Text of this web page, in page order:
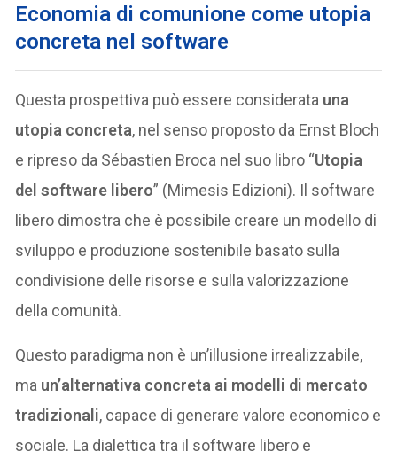
Economia di comunione come utopia
concreta nel software
Questa prospettiva può essere considerata una
utopia concreta, nel senso proposto da Ernst Bloch
e ripreso da Sébastien Broca nel suo libro “Utopia
del software libero” (Mimesis Edizioni). Il software
libero dimostra che è possibile creare un modello di
sviluppo e produzione sostenibile basato sulla
condivisione delle risorse e sulla valorizzazione
della comunità.
Questo paradigma non è un’illusione irrealizzabile,
ma un’alternativa concreta ai modelli di mercato
tradizionali, capace di generare valore economico e
sociale. La dialettica tra il software libero e